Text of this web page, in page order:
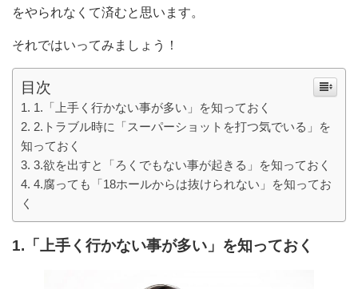
をやられなくて済むと思います。
それではいってみましょう！
目次
1.「上手く行かない事が多い」を知っておく
2.トラブル時に「スーパーショットを打つ気でいる」を
知っておく
3.欲を出すと「ろくでもない事が起きる」を知っておく
4.腐っても「18ホールからは抜けられない」を知ってお
く
1.「上手く行かない事が多い」を知っておく